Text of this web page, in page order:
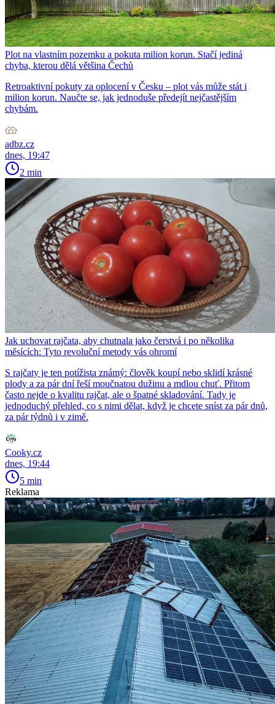
Plot na vlastním pozemku a pokuta milion korun. Stačí jediná
chyba, kterou dělá většina Čechů
Retroaktivní pokuty za oplocení v Česku – plot vás může stát i
milion korun. Naučte se, jak jednoduše předejít nejčastějším
chybám.
adbz.cz
dnes, 19:47
2 min
Jak uchovat rajčata, aby chutnala jako čerstvá i po několika
měsících: Tyto revoluční metody vás ohromí
S rajčaty je ten potížista známý: člověk koupí nebo sklidí krásné
plody a za pár dní řeší moučnatou dužinu a mdlou chuť. Přitom
často nejde o kvalitu rajčat, ale o špatné skladování. Tady je
jednoduchý přehled, co s nimi dělat, když je chcete sníst za pár dnů,
za pár týdnů i v zimě.
Cooky.cz
dnes, 19:44
5 min
Reklama